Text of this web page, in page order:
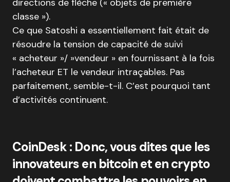
directions de flèche (« objets de première
classe »).
Ce que Satoshi a essentiellement fait était de
résoudre la tension de capacité de suivi
« acheteur »/ »vendeur » en fournissant à la fois
l’acheteur ET le vendeur intraçables. Pas
parfaitement, semble-t-il. C’est pourquoi tant
d’activités continuent.
CoinDesk : Donc, vous dites que les
innovateurs en bitcoin et en crypto